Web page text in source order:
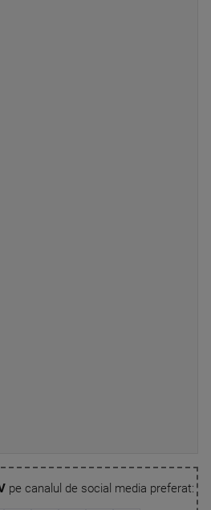
pe canalul de social media preferat: